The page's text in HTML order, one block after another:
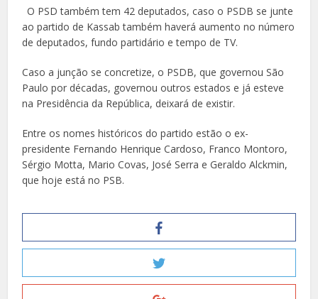
O PSD também tem 42 deputados, caso o PSDB se junte
ao partido de Kassab também haverá aumento no número
de deputados, fundo partidário e tempo de TV.
Caso a junção se concretize, o PSDB, que governou São
Paulo por décadas, governou outros estados e já esteve
na Presidência da República, deixará de existir.
Entre os nomes históricos do partido estão o ex-
presidente Fernando Henrique Cardoso, Franco Montoro,
Sérgio Motta, Mario Covas, José Serra e Geraldo Alckmin,
que hoje está no PSB.